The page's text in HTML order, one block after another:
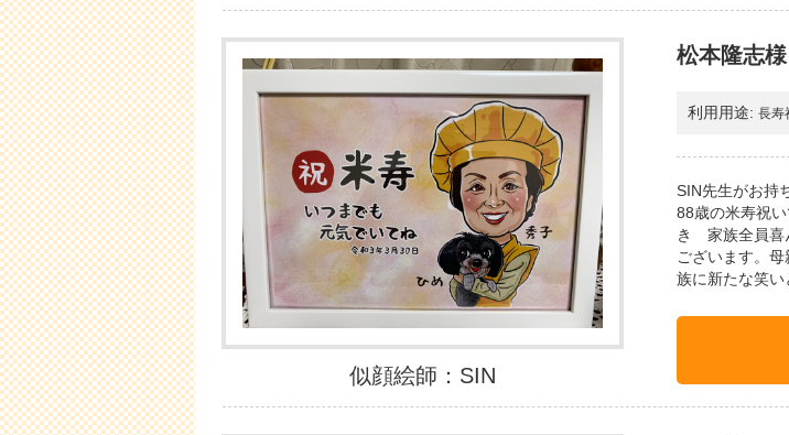
似顔絵師：SIN
松本隆志様
利用用途: 長寿
SIN先生がお持
88歳の米寿祝
き 家族全員喜
ございます。
族に新たな笑い